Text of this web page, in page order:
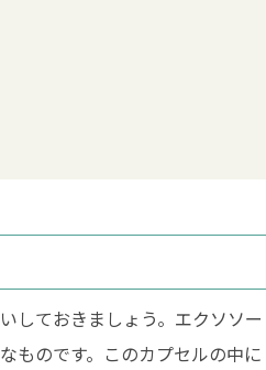
しておきましょう。エクソソー
ものです。このカプセルの中に